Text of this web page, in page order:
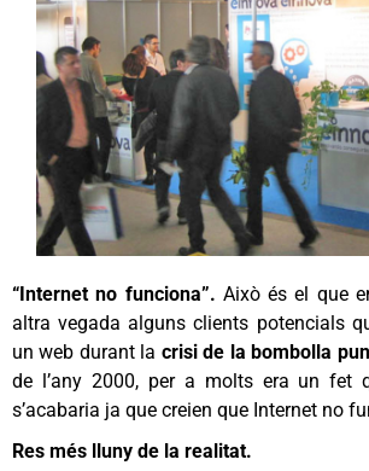
“Internet no funciona”. Això és el que
altra vegada alguns clients potencials
un web durant la crisi de la bombolla
de l’any 2000, per a molts era un fet
s’acabaria ja que creien que Internet no
Res més lluny de la realitat.